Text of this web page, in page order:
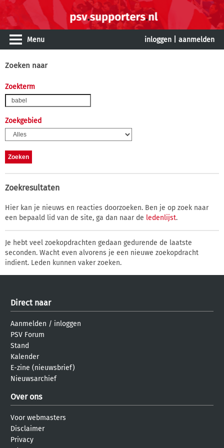
Menu inloggen aanmelden
Zoeken naar
Zoekterm
Zoekgebied
Zoekresultaten
Hier kan je nieuws en reacties doorzoeken. Ben je op zoek naar
een bepaald lid van de site, ga dan naar de ledenlijst.
Je hebt veel zoekopdrachten gedaan gedurende de laatste
seconden. Wacht even alvorens je een nieuwe zoekopdracht
indient. Leden kunnen vaker zoeken.
Direct naar
Aanmelden / inloggen
PSV Forum
Stand
Kalender
E-zine (nieuwsbrief)
Nieuwsarchief
Over ons
Voor webmasters
Disclaimer
Privacy